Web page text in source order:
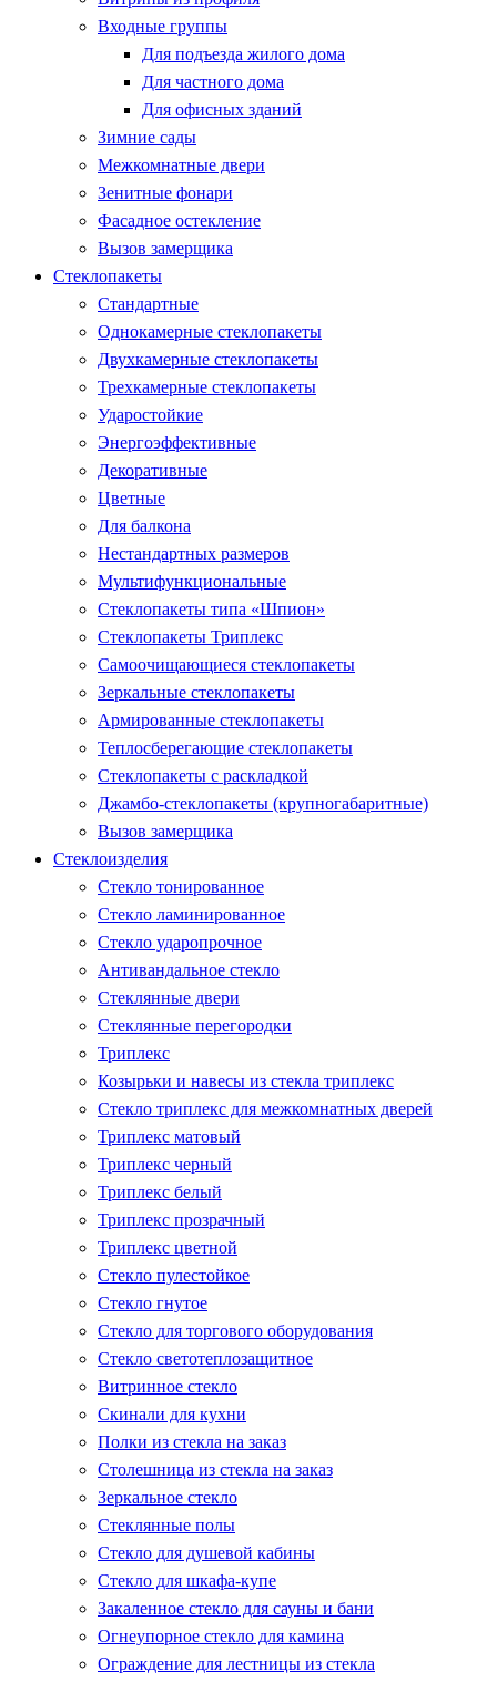
Входные группы
Для подъезда жилого дома
Для частного дома
Для офисных зданий
Зимние сады
Межкомнатные двери
Зенитные фонари
Фасадное остекление
Вызов замерщика
Стеклопакеты
Стандартные
Однокамерные стеклопакеты
Двухкамерные стеклопакеты
Трехкамерные стеклопакеты
Ударостойкие
Энергоэффективные
Декоративные
Цветные
Для балкона
Нестандартных размеров
Мультифункциональные
Стеклопакеты типа «Шпион»
Стеклопакеты Триплекс
Самоочищающиеся стеклопакеты
Зеркальные стеклопакеты
Армированные стеклопакеты
Теплосберегающие стеклопакеты
Стеклопакеты с раскладкой
Джамбо-стеклопакеты (крупногабаритные)
Вызов замерщика
Стеклоизделия
Стекло тонированное
Стекло ламинированное
Стекло ударопрочное
Антивандальное стекло
Стеклянные двери
Стеклянные перегородки
Триплекс
Козырьки и навесы из стекла триплекс
Стекло триплекс для межкомнатных дверей
Триплекс матовый
Триплекс черный
Триплекс белый
Триплекс прозрачный
Триплекс цветной
Стекло пулестойкое
Стекло гнутое
Стекло для торгового оборудования
Стекло светотеплозащитное
Витринное стекло
Скинали для кухни
Полки из стекла на заказ
Столешница из стекла на заказ
Зеркальное стекло
Стеклянные полы
Стекло для душевой кабины
Стекло для шкафа-купе
Закаленное стекло для сауны и бани
Огнеупорное стекло для камина
Ограждение для лестницы из стекла